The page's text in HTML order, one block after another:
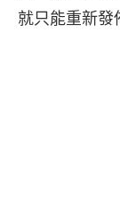
就只能重新發